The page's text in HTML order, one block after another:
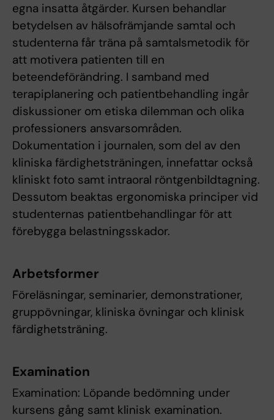
egna insatta åtgärder. Kursen behandlar
betydelsen av hälsofrämjande samtal och
studenterna får träna på samtalsmetodik för
att motivera patienten till en
beteendeförändring. I samband med
terapiplanering och patientbehandling ingår
diskussioner om etiska dilemman och olika
professioners ansvarsområden.
Dokumentation i journalen, som del av den
kliniska färdighetsträningen, innefattar också
kliniskt foto samt intraoral röntgenbildtagning.
Dessutom beaktas ergonomiska principer vid
studenternas patientbehandlingar för att
förebygga belastningsskador.
Arbetsformer
Föreläsningar, seminarier, demonstrationer,
gruppövningar, kliniska övningar och klinisk
färdighetsträning.
Examination
Examination: Löpande bedömning under
kursens gång samt klinisk examination.